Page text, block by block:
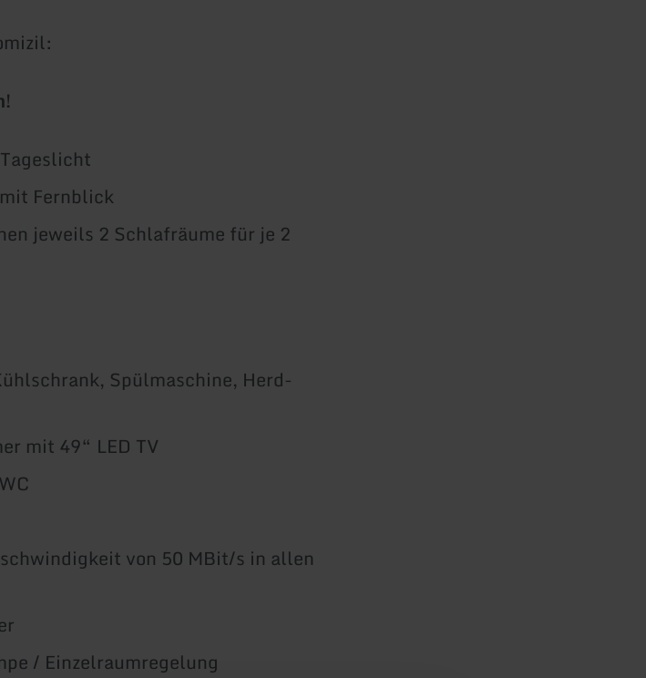
Fernblick
jeweils 2 Schlafräume für je 2
Spülmaschine, Herd-
mit 49“ LED TV
von 50 MBit/s in allen
/ Einzelraumregelung